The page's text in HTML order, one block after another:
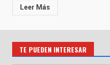
Leer Más
TE PUEDEN INTERESAR